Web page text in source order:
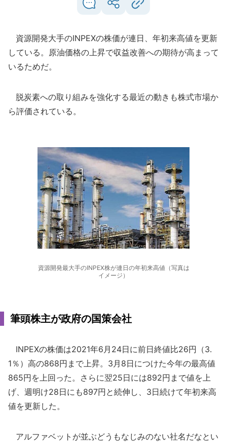
資源開発大手のINPEXの株価が連日、年初来高値を更新
している。原油価格の上昇で収益改善への期待が高まって
いるためだ。
脱炭素への取り組みを強化する最近の動きも株式市場か
ら評価されている。
資源開発最大手のINPEX株が連日の年初来高値（写真は
イメージ）
筆頭株主が政府の国策会社
INPEXの株価は2021年6月24日に前日終値比26円（3.
1％）高の868円まで上昇。3月8日につけた今年の最高値
865円を上回った。さらに翌25日には892円まで値を上
げ、週明け28日にも897円と続伸し、3日続けて年初来高
値を更新した。
アルファベットが並ぶどうもなじみのない社名だなとい